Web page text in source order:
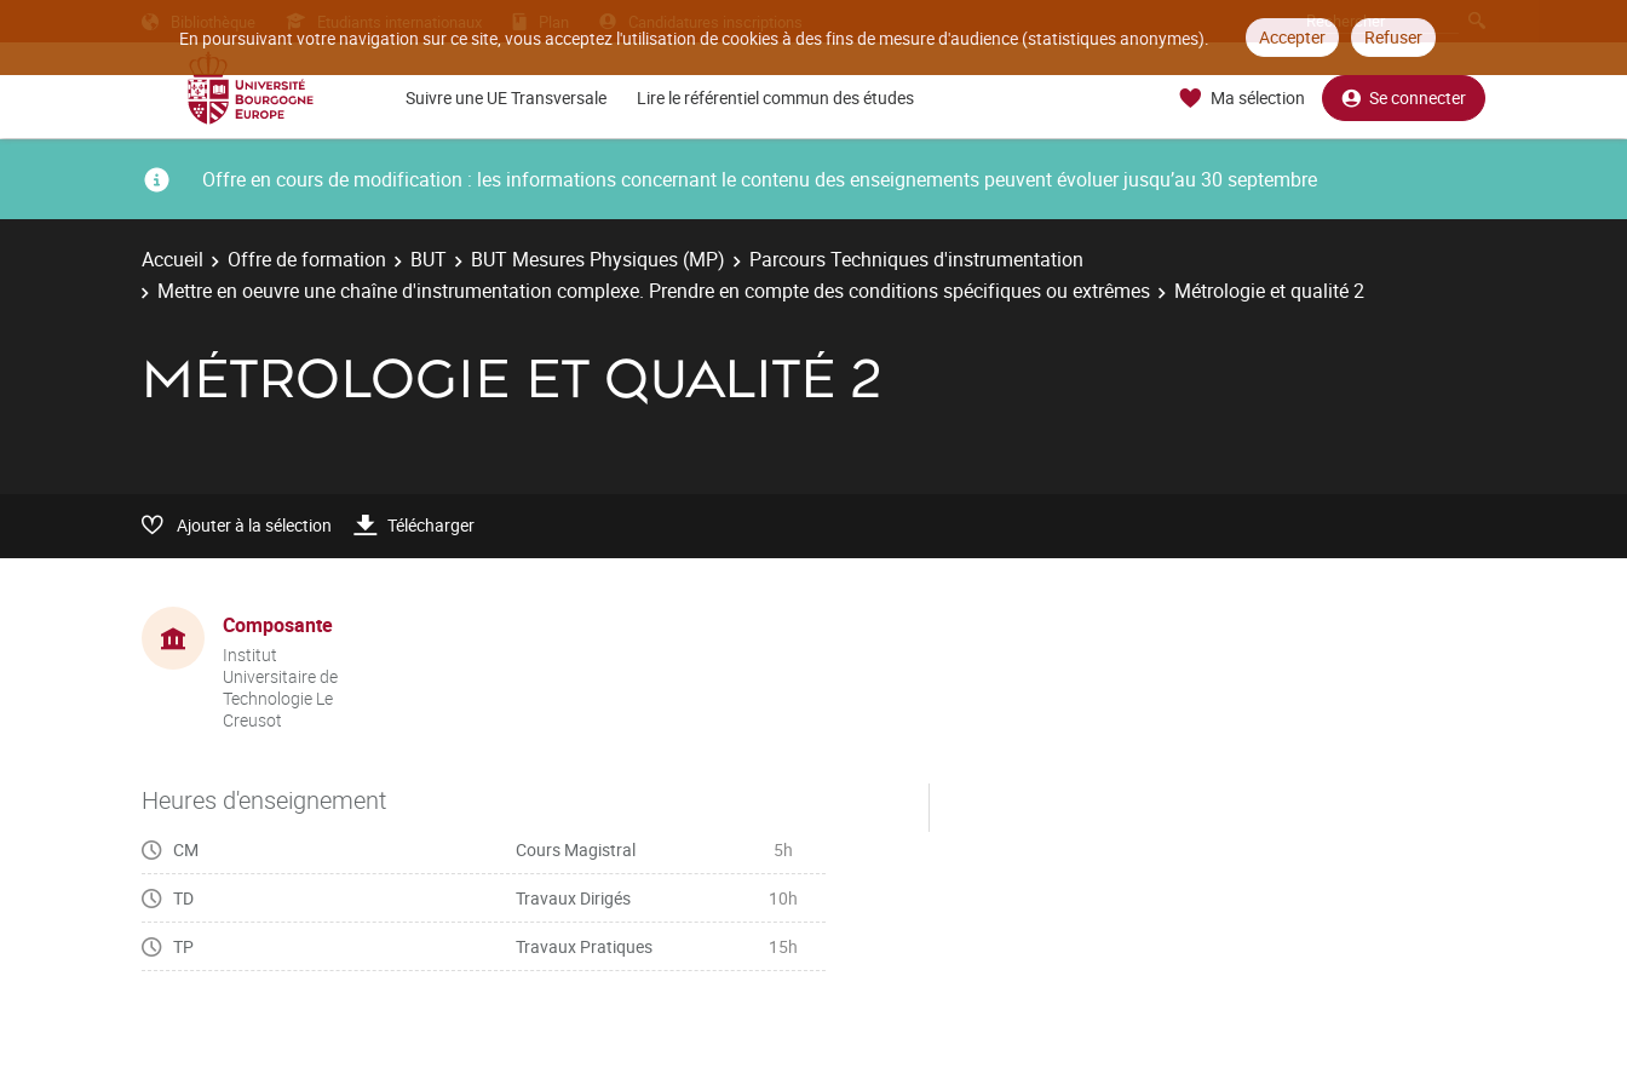
En poursuivant votre navigation sur ce site, vous acceptez l'utilisation de cookies à des fins de mesure d'audience (statistiques anonymes). Accepter Refuser
Bibliothèque Etudiants internationaux Plan Candidatures inscriptions
Suivre une UE Transversale Lire le référentiel commun des études Ma sélection Se connecter
Offre en cours de modification : les informations concernant le contenu des enseignements peuvent évoluer jusqu’au 30 septembre
Accueil Offre de formation BUT BUT Mesures Physiques (MP)
Parcours Techniques d'instrumentation
Mettre en oeuvre une chaîne d'instrumentation complexe. Prendre en compte des conditions spécifiques ou extrêmes
Métrologie et qualité 2
MÉTROLOGIE ET QUALITÉ 2
Ajouter à la sélection Télécharger
Composante
Institut
Universitaire de
Technologie Le
Creusot
Heures d'enseignement
CM Cours Magistral 5h
TD Travaux Dirigés 10h
TP Travaux Pratiques 15h